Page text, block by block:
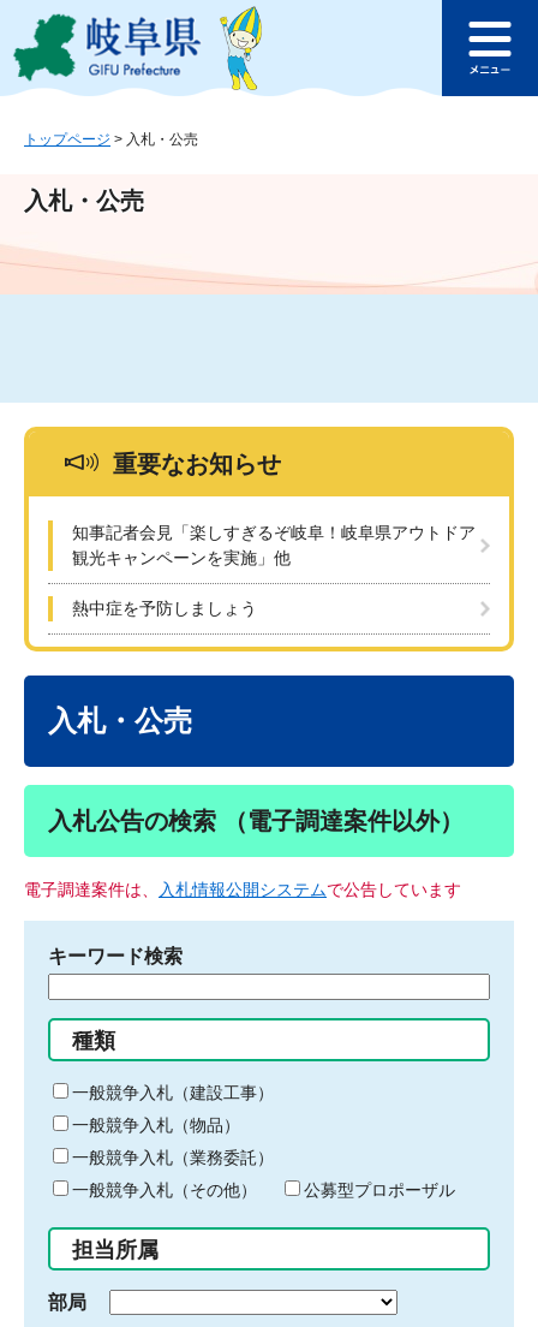
ジ
ュ
文
このページの本文へ
ュ
トップページ > 入札・公売
入札・公売
重要なお知らせ
知事記者会見「楽しすぎるぞ岐阜！岐阜県アウトドア
観光キャンペーンを実施」他
熱中症を予防しましょう
入札・公売
入札公告の検索 （電子調達案件以外）
電子調達案件は、 入札情報公開システムで公告しています
キーワード検索
る
キ
ー
ワ
ー
ド
入
力
種類
一般競争入札（建設工事）
一般競争入札（物品）
一般競争入札（業務委託）
一般競争入札（その他）
公募型プロポーザル
担当所属
部局